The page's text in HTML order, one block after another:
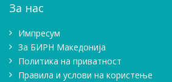
За нас
Импресум
Зa БИРН Македонија
Политика на приватност
Правила и услови на користење